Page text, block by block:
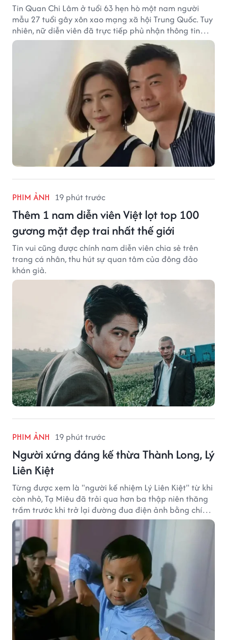
Tin Quan Chi Lâm ở tuổi 63 hẹn hò một nam người
mẫu 27 tuổi gây xôn xao mạng xã hội Trung Quốc. Tuy
nhiên, nữ diễn viên đã trực tiếp phủ nhận thông tin
này.
PHIM ẢNH 19 phút trước
Thêm 1 nam diễn viên Việt lọt top 100
gương mặt đẹp trai nhất thế giới
Tin vui cũng được chính nam diễn viên chia sẻ trên
trang cá nhân, thu hút sự quan tâm của đông đảo
khán giả.
PHIM ẢNH 19 phút trước
Người xứng đáng kế thừa Thành Long, Lý
Liên Kiệt
Từng được xem là "người kế nhiệm Lý Liên Kiệt" từ khi
còn nhỏ, Tạ Miêu đã trải qua hơn ba thập niên thăng
trầm trước khi trở lại đường đua điện ảnh bằng chính
sở trường võ thuật.